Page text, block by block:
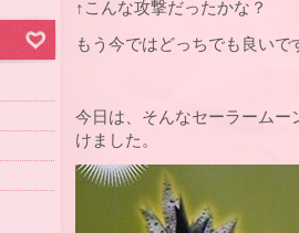
↑こんな攻撃だったかな？
もう今ではどっちでも良いで
今日は、そんなセーラーム
けました。